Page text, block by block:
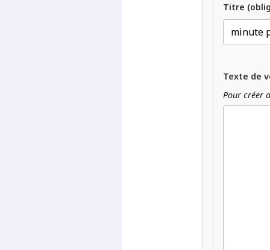
Titre
Texte de
Pour créer